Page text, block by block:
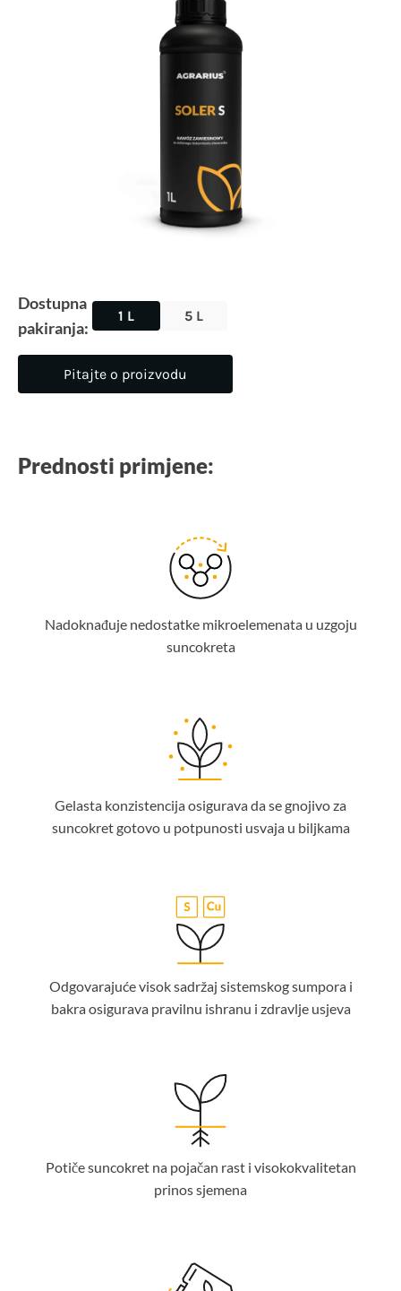
Dostupna
pakiranja:
1 L 5 L
Pitajte o proizvodu
Prednosti primjene:
Nadoknađuje nedostatke mikroelemenata u uzgoju
suncokreta
Gelasta konzistencija osigurava da se gnojivo za
suncokret gotovo u potpunosti usvaja u biljkama
Odgovarajuće visok sadržaj sistemskog sumpora i
bakra osigurava pravilnu ishranu i zdravlje usjeva
Potiče suncokret na pojačan rast i visokokvalitetan
prinos sjemena